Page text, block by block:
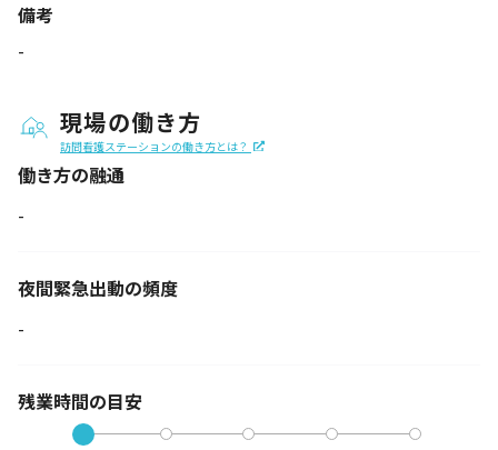
備考
-
現場の働き方
訪問看護ステーションの働き方とは？
働き方の融通
-
夜間緊急出動の頻度
-
残業時間の目安